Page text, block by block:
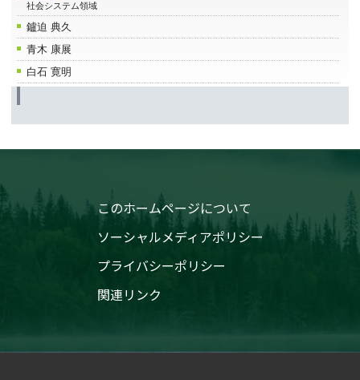
社会システム領域
鑪迫 典久
青木 康展
白石 寛明
このホームページについて
ソーシャルメディアポリシー
プライバシーポリシー
関連リンク